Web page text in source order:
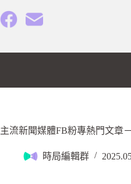
主流新聞媒體FB粉專熱門文章
時局編輯群